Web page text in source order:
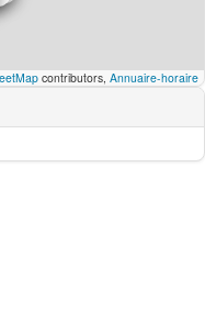
contributors, Annuaire-horaire